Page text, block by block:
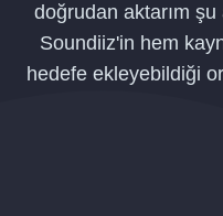
doğrudan aktarım şu
Soundiiz'in hem
hedefe ekleyebildiği